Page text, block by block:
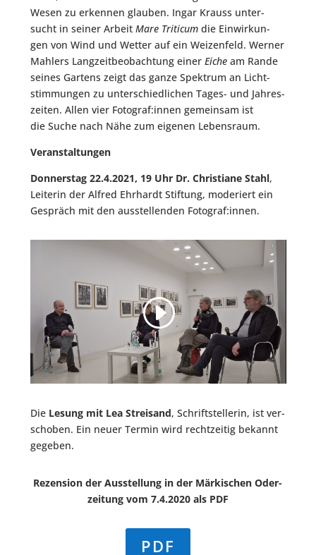
Wesen zu erken­nen glau­ben. Ingar Krauss unter­
sucht in sei­ner Arbeit Mare Tri­ti­cumdie Ein­wir­kun­
gen von Wind und Wet­ter auf ein Wei­zen­feld. Wer­ner
Mahlers Lang­zeit­be­ob­ach­tung einer Eicheam Ran­de
sei­nes Gar­tens zeigt das gan­ze Spek­trum an Licht­
stim­mun­gen zu unter­schied­li­chen Tages- und Jah­res­
zei­ten. Allen vier Fotograf:innen gemein­sam ist
die Suche nach Nähe zum eige­nen Lebensraum.
Ver­an­stal­tun­gen
Don­ners­tag 22.4.2021, 19 Uhr Dr. Chris­tia­ne Stahl,
Lei­te­rin der Alfred Ehr­hardt Stif­tung, mode­riert ein
Gespräch mit den aus­stel­len­den Fotograf:innen.
Die Lesung mit Lea Strei­sand, Schrift­stel­le­rin, ist ver­
scho­ben. Ein neu­er Ter­min wird recht­zei­tig bekannt
gegeben.
Rezen­si­on der Aus­stel­lung in der Mär­ki­schen Oder­
zei­tung vom 7.4.2020 als PDF
PDF